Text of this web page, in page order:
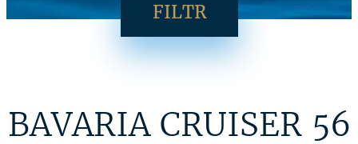
FILTR
BAVARIA CRUISER 56